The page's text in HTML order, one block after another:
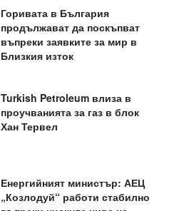
Горивата в България
продължават да поскъпват
въпреки заявките за мир в
Близкия изток
Turkish Petroleum влиза в
проучванията за газ в блок
Хан Тервел
Енергийният министър: АЕЦ
„Козлодуй“ работи стабилно